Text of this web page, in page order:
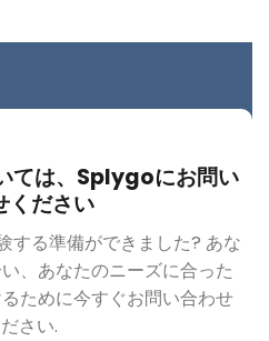
ては、Splygoにお問い
ください
する準備ができました? あな
、あなたのニーズに合った
ために今すぐお問い合わせ
さい.